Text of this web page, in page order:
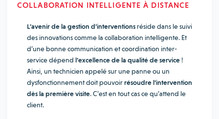
COLLABORATION INTELLIGENTE À DISTANCE
L’avenir de la gestion d’interventions réside dans le suivi
des innovations comme la collaboration intelligente. Et
d’une bonne communication et coordination inter-
service dépend l’excellence de la qualité de service !
Ainsi, un technicien appelé sur une panne ou un
dysfonctionnement doit pouvoirrésoudre l’intervention
dès la première visite. C’est en tout cas ce qu’attend le
client.